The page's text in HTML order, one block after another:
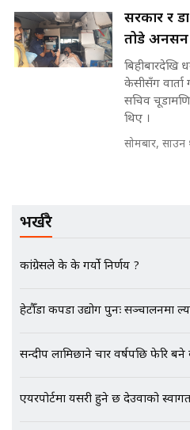
पूर्व
||
मन्त्रीले
नोट
गोप्य
भिजिट
सरकार र
तोडे अनसन
बिहीबारदेखि
केसीसँग वार्ता
सचिव
थिए ।
सोमबार, साउन
भर्खरै
कांग्रेसले के के गर्यो निर्णय ?
हेटौँडा कपडा उद्योग पुनः सञ्चालनमा
सन्दीप लामिछाने चार वर्षपछि फेरि
एयरपोर्टमा यसरी हुने छ देउवाको